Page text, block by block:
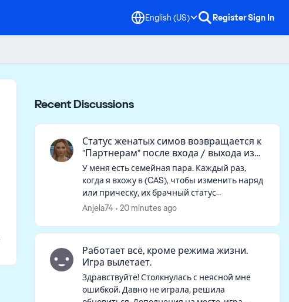
English (US) RegisterSign In
Recent Discussions
Статус женатых симов возвращается к
"Партнерам" после входа / выхода из
CAS
У меня есть семейная пара. Каждый раз,
когда я вхожу в (CAS), чтобы изменить наряд
или прическу, их брачный статус
автоматически удаляется. Когда я
они больше н...
Anjela74 20 minutes ago
Работает всё, кроме режима жизни.
Игра вылетает.
Здравствуйте! Столкнулась с неясной мне
ошибкой. Давно не играла, решила